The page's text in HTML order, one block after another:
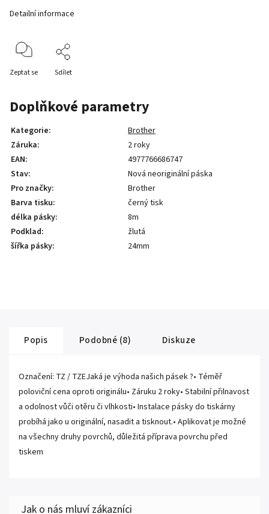
Detailní informace
Zeptat se Sdílet
Doplňkové parametry
Kategorie:
Brother
Záruka:
2 roky
EAN:
4977766686747
Stav:
Nová neoriginální páska
Pro značky:
Brother
Barva tisku:
černý tisk
délka pásky:
8m
Podklad:
žlutá
šířka pásky: 24mm
Popis Podobné (8) Diskuze
Označení: TZ / TZEJaká je výhoda našich pásek ?• Téměř
poloviční cena oproti originálu• Záruku 2 roky• Stabilní přilnavost
a odolnost vůči otěru či vlhkosti• Instalace pásky do tiskárny
probíhá jako u originální, nasadit a tisknout.• Aplikovat je možné
na všechny druhy povrchů, důležitá příprava povrchu před
tiskem